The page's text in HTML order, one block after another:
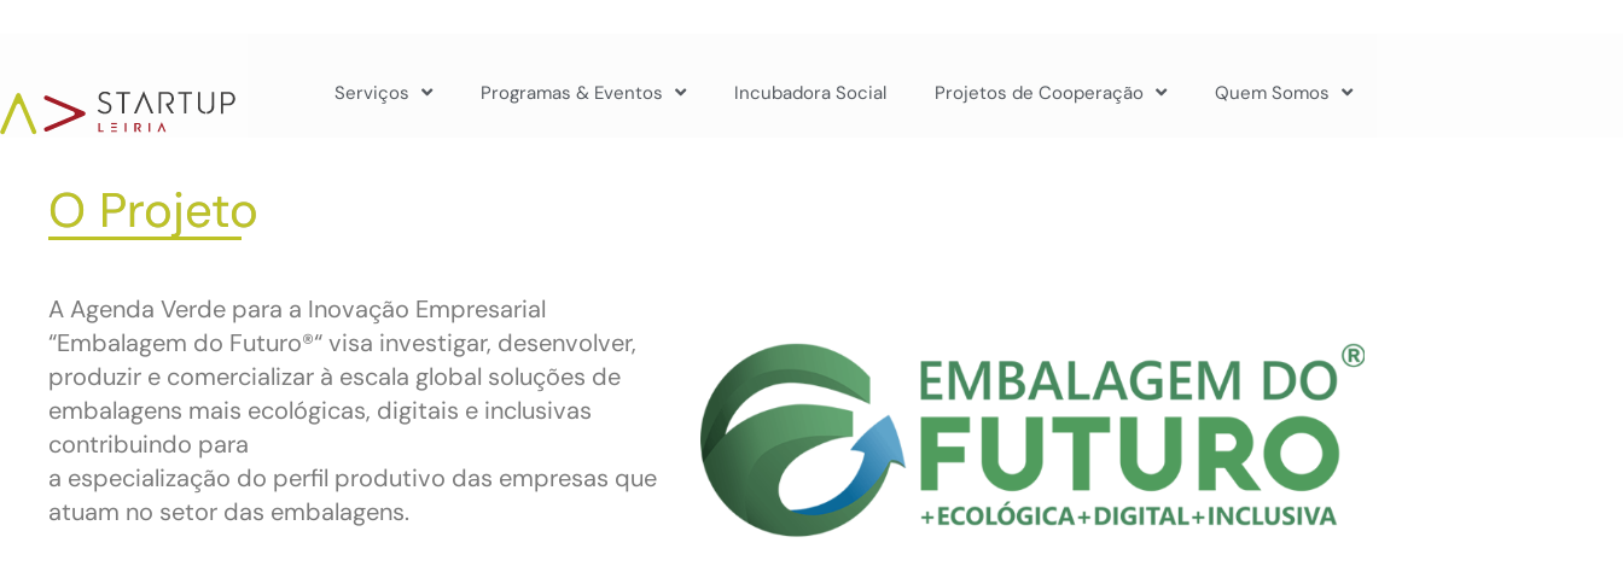
Serviços Programas & Eventos Incubadora Social Projetos de Cooperação Quem Somos
O Projeto
A Agenda Verde para a Inovação Empresarial
“Embalagem do Futuro®“ visa investigar, desenvolver,
produzir e comercializar à escala global soluções de
embalagens mais ecológicas, digitais e inclusivas
contribuindo para
a especialização do perfil produtivo das empresas que
atuam no setor das embalagens.